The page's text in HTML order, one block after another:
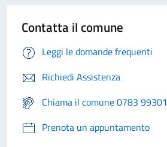
Contatta il comune
Leggi le domande frequenti
Richiedi Assistenza
Chiama il comune 0783 99301
Prenota un appuntamento